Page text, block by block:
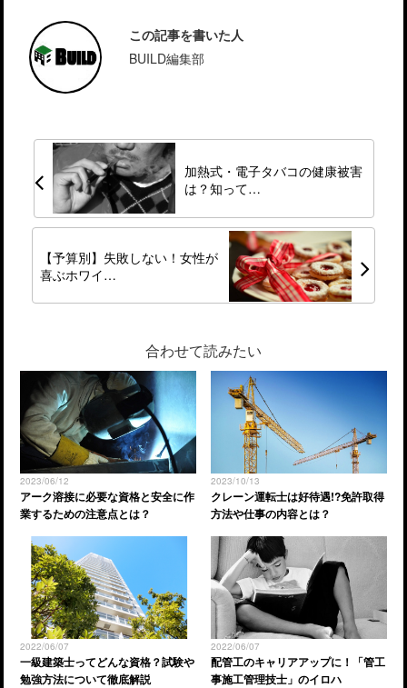
この記事を書いた人
BUILD編集部
加熱式・電子タバコの健康被害
は？知って…
【予算別】失敗しない！女性が
喜ぶホワイ…
合わせて読みたい
2023/06/12
アーク溶接に必要な資格と安全に作
業するための注意点とは？
2023/10/13
クレーン運転士は好待遇!?免許取得
方法や仕事の内容とは？
2022/06/07
一級建築士ってどんな資格？試験や
勉強方法について徹底解説
2022/06/07
配管工のキャリアアップに！「管工
事施工管理技士」のイロハ